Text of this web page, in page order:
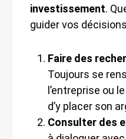
investissement.
guider vos
Faire des
Toujours se
l’entreprise ou
d’y placer son
Consulter des